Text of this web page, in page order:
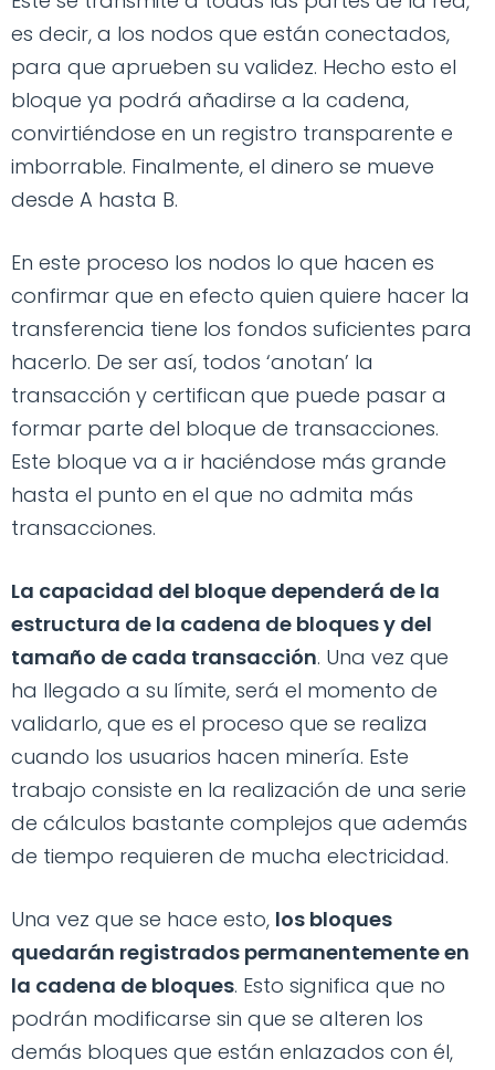
es decir, a los nodos que están conectados,
para que aprueben su validez. Hecho esto el
bloque ya podrá añadirse a la cadena,
convirtiéndose en un registro transparente e
imborrable. Finalmente, el dinero se mueve
desde A hasta B.
En este proceso los nodos lo que hacen es
confirmar que en efecto quien quiere hacer la
transferencia tiene los fondos suficientes para
hacerlo. De ser así, todos ‘anotan’ la
transacción y certifican que puede pasar a
formar parte del bloque de transacciones.
Este bloque va a ir haciéndose más grande
hasta el punto en el que no admita más
transacciones.
La capacidad del bloque dependerá de la
estructura de la cadena de bloques y del
tamaño de cada transacción. Una vez que
ha llegado a su límite, será el momento de
validarlo, que es el proceso que se realiza
cuando los usuarios hacen minería. Este
trabajo consiste en la realización de una serie
de cálculos bastante complejos que además
de tiempo requieren de mucha electricidad.
Una vez que se hace esto, los bloques
quedarán registrados permanentemente en
la cadena de bloques. Esto significa que no
podrán modificarse sin que se alteren los
demás bloques que están enlazados con él,